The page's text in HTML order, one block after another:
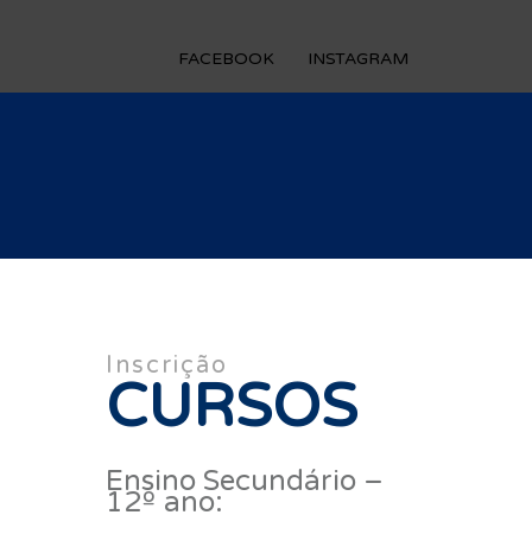
FACEBOOK INSTAGRAM
Inscrição
CURSOS
Ensino Secundário –
12º ano: